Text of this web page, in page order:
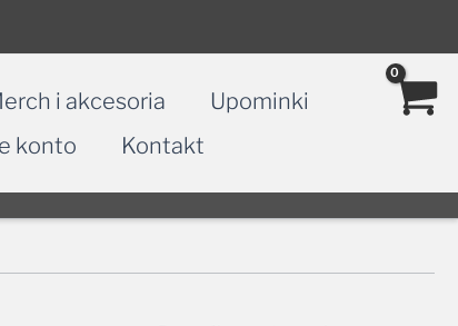
i akcesoria
Upominki
konto Kontakt